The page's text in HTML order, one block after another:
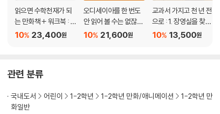
읽으면 수학천재가 되
는 만화책 + 워크북 : 초
등 B 세트23,400원
10%
오디세이아를 한 번도
안 읽어 볼 수는 없잖
아!
21,600원
10%
교과서 가지고 천 년 전
으로 : 1. 장영실을 찾아
라
13,500원
10%
관련 분류
국내도서 어린이 1-2학년 1-2학년 만화/애니메이션
1-2학년 만
화일반